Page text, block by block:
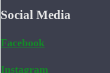
Social Media
Facebook
Instagram